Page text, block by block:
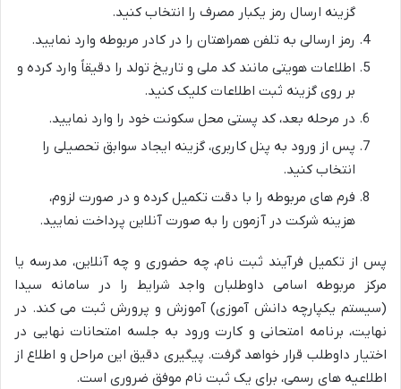
گزینه ارسال رمز یکبار مصرف را انتخاب کنید.
رمز ارسالی به تلفن همراهتان را در کادر مربوطه وارد نمایید.
اطلاعات هویتی مانند کد ملی و تاریخ تولد را دقیقاً وارد کرده و
بر روی گزینه ثبت اطلاعات کلیک کنید.
در مرحله بعد، کد پستی محل سکونت خود را وارد نمایید.
پس از ورود به پنل کاربری، گزینه ایجاد سوابق تحصیلی را
انتخاب کنید.
فرم های مربوطه را با دقت تکمیل کرده و در صورت لزوم،
هزینه شرکت در آزمون را به صورت آنلاین پرداخت نمایید.
پس از تکمیل فرآیند ثبت نام، چه حضوری و چه آنلاین، مدرسه یا
مرکز مربوطه اسامی داوطلبان واجد شرایط را در سامانه سیدا
(سیستم یکپارچه دانش آموزی) آموزش و پرورش ثبت می کند. در
نهایت، برنامه امتحانی و کارت ورود به جلسه امتحانات نهایی در
اختیار داوطلب قرار خواهد گرفت. پیگیری دقیق این مراحل و اطلاع از
اطلاعیه های رسمی، برای یک ثبت نام موفق ضروری است.